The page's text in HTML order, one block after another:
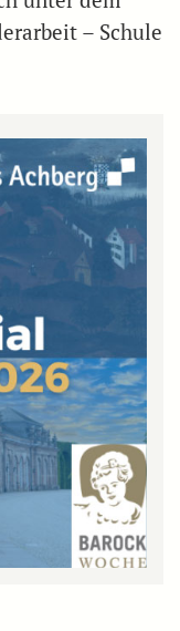
– Schule